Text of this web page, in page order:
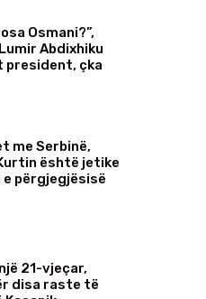
Osmani?”,
Abdixhiku
president, çka
me Serbinë,
është jetike
përgjegjësisë
21-vjeçar,
disa raste të